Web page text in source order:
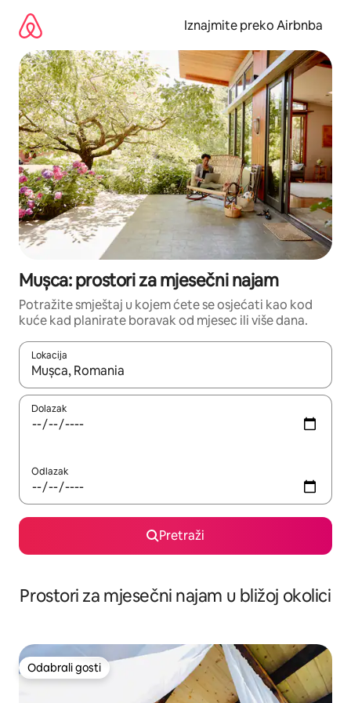
sadržaj
Iznajmite preko Airbnba
Mușca: prostori za mjesečni najam
Potražite smještaj u kojem ćete se osjećati kao kod
kuće kad planirate boravak od mjesec ili više dana.
Lokacija
Kada budu dostupni rezultati, moći ćete ih pregledati
Dolazak
Odlazak
Pretraži
Prostori za mjesečni najam u bližoj okolici
Odabrali gosti
Odabrali gosti